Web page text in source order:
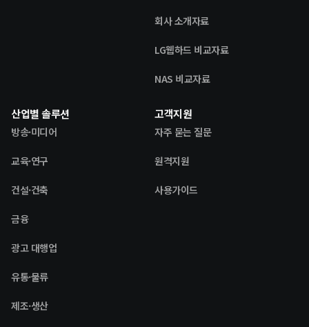
회사 소개자료
LG웹하드 비교자료
NAS 비교자료
산업별 솔루션
방송·미디어
교육·연구
건설·건축
금융
광고 대행업
유통·물류
제조·생산
고객지원
자주 묻는 질문
원격지원
사용가이드